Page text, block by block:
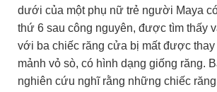
dưới của một phụ nữ trẻ người Maya
thứ 6 sau công nguyên, được tìm thấy
với ba chiếc răng cửa bị mất được
mảnh vỏ sò, có hình dạng giống răng.
nghiên cứu nghĩ rằng những chiếc